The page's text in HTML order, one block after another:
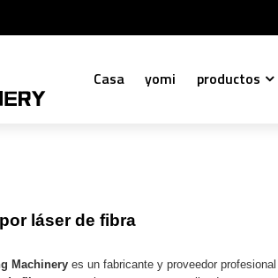
Casa yomi productos
láser de fibra
Machinery es un fabricante y proveedor